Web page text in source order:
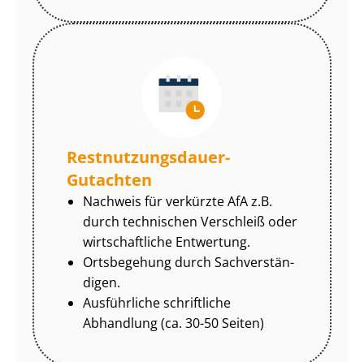
Rest­nut­zungs­dau­er-
Gutachten
Nachweis für verkürzte AfA z.B.
durch technischen Verschleiß oder
wirtschaftliche Entwertung.
Ortsbegehung durch Sach­ver­stän­
di­gen.
Ausführliche schriftliche
Abhandlung (ca. 30-50 Seiten)